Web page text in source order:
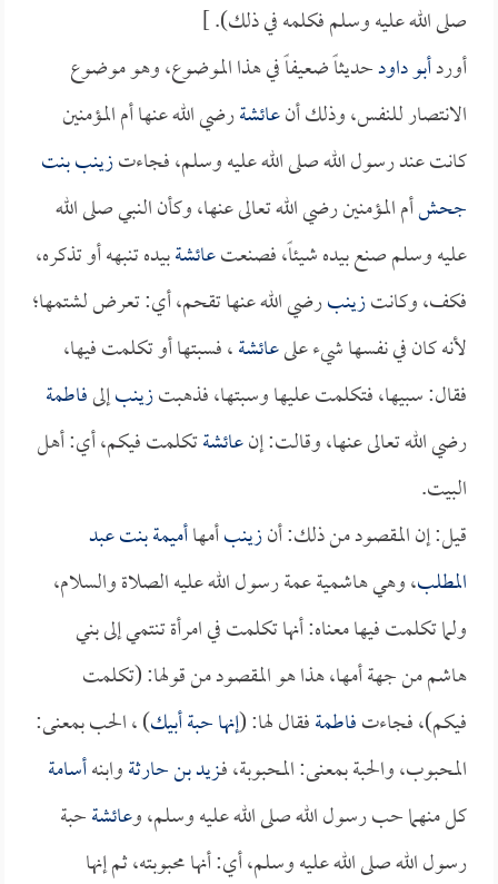
صلى الله عليه وسلم فكلمه في ذلك). ]
أوردأبو داودحديثاً ضعيفاً في هذا الموضوع، وهو موضوع
الانتصار للنفس، وذلك أنعائشةرضي الله عنها أم المؤمنين
كانت عند رسول الله صلى الله عليه وسلم، فجاءتزينب بنت
جحشأم المؤمنين رضي الله تعالى عنها، وكأن النبي صلى الله
عليه وسلم صنع بيده شيئاً، فصنعتعائشةبيده تنبهه أو تذكره،
فكف، وكانتزينبرضي الله عنها تقحم، أي: تعرض لشتمها؛
لأنه كان في نفسها شيء علىعائشة، فسبتها أو تكلمت فيها،
فقال: سبيها، فتكلمت عليها وسبتها، فذهبتزينبإلىفاطمة
رضي الله تعالى عنها، وقالت: إنعائشةتكلمت فيكم، أي: أهل
البيت.
قيل: إن المقصود من ذلك: أنزينبأمهاأميمة بنت عبد
المطلب، وهي هاشمية عمة رسول الله عليه الصلاة والسلام،
ولما تكلمت فيها معناه: أنها تكلمت في امرأة تنتمي إلى بني
هاشم من جهة أمها، هذا هو المقصود من قولها: (تكلمت
فيكم)، فجاءتفاطمةفقال لها: (إنها حبة أبيك) ، الحب بمعنى:
المحبوب، والحبة بمعنى: المحبوبة، فـزيد بن حارثةوابنهأسامة
كل منهما حب رسول الله صلى الله عليه وسلم، وعائشةحبة
رسول الله صلى الله عليه وسلم، أي: أنها محبوبته، ثم إنها